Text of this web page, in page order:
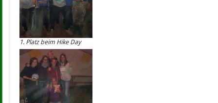
1. Platz beim Hike Day